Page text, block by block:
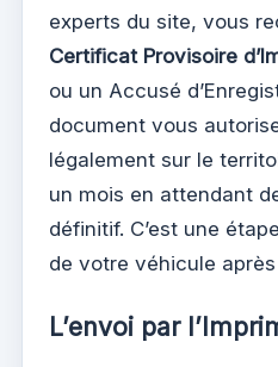
experts du site, vous
Certificat Provisoire
ou un Accusé
document vous
légalement sur le
un mois en attendant
définitif. C’est une
de votre véhicule après
L’envoi par